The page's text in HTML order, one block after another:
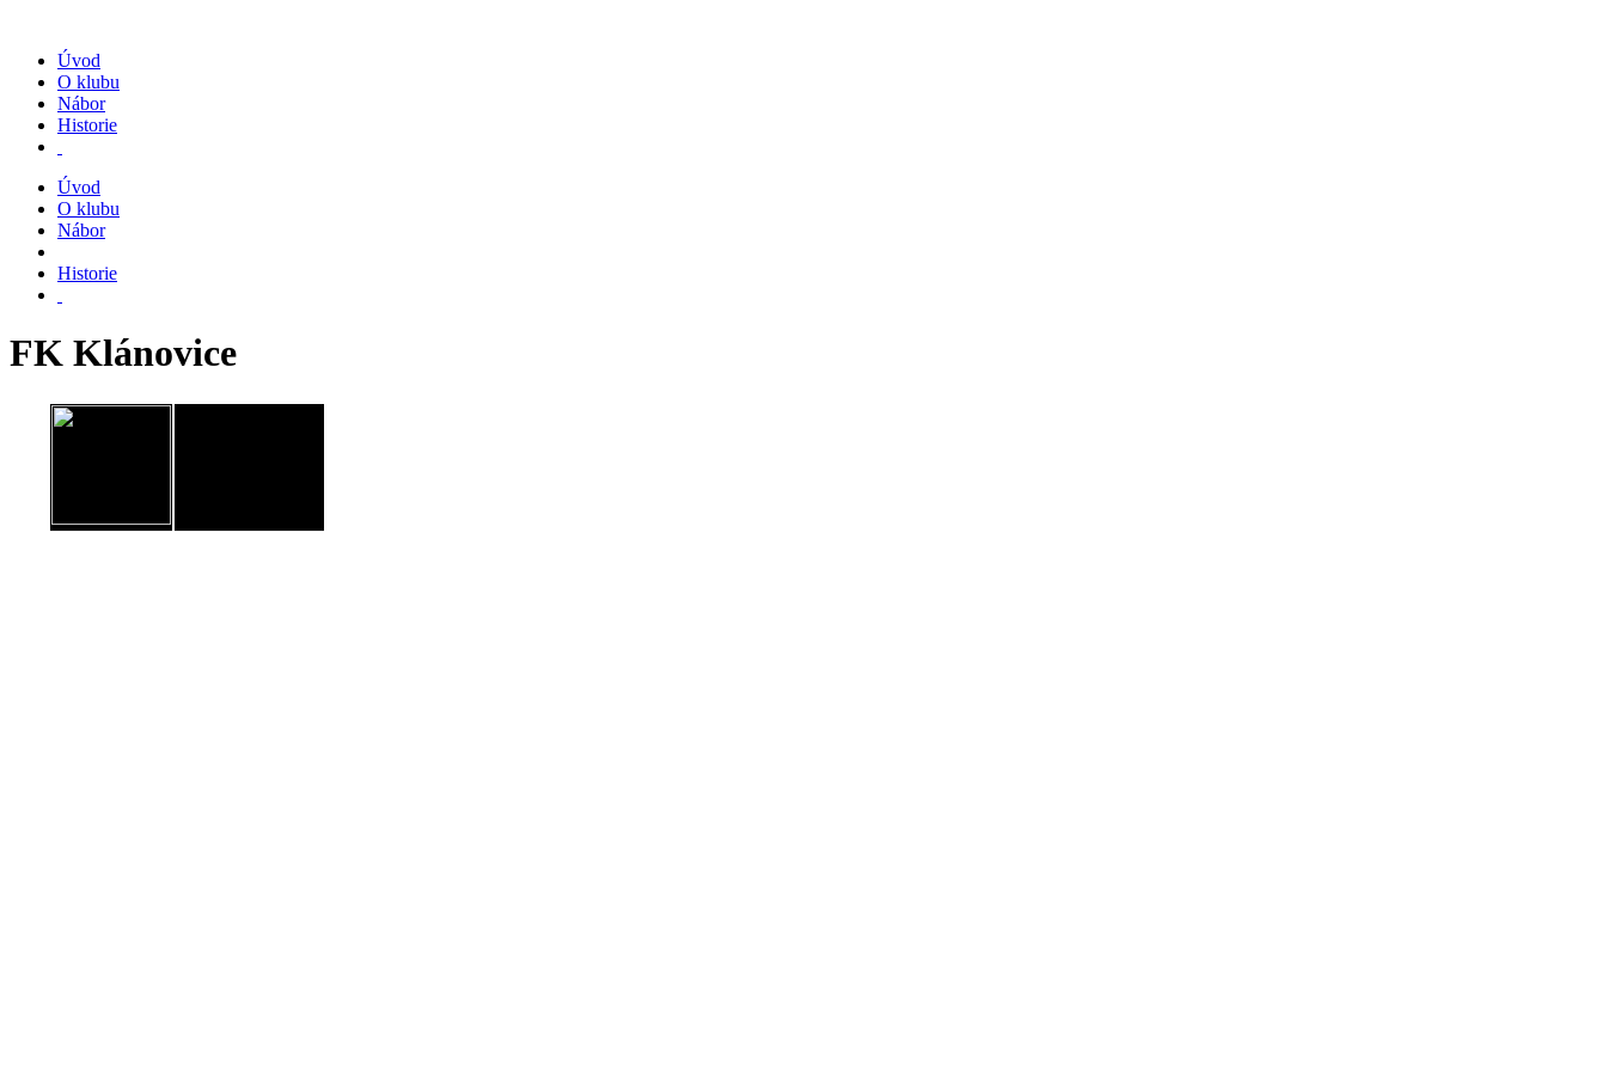
Úvod
O klubu
Nábor
Historie
Úvod
O klubu
Nábor
Historie
FK Klánovice